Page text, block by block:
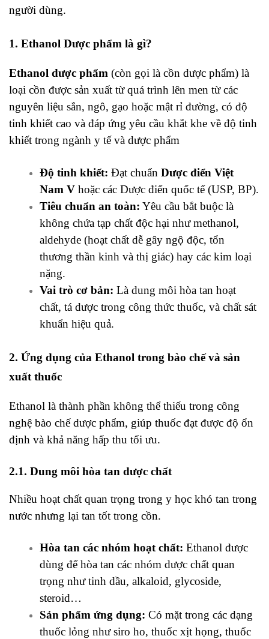
người dùng.
1. Ethanol Dược phẩm là gì?
Ethanol dược phẩm (còn gọi là cồn dược phẩm) là
loại cồn được sản xuất từ quá trình lên men từ các
nguyên liệu sắn, ngô, gạo hoặc mật rỉ đường, có độ
tinh khiết cao và đáp ứng yêu cầu khắt khe về độ tinh
khiết trong ngành y tế và dược phẩm
Độ tinh khiết: Đạt chuẩn Dược điển Việt
Nam V hoặc các Dược điển quốc tế (USP, BP).
Tiêu chuẩn an toàn: Yêu cầu bắt buộc là
không chứa tạp chất độc hại như methanol,
aldehyde (hoạt chất dễ gây ngộ độc, tổn
thương thần kinh và thị giác) hay các kim loại
nặng.
Vai trò cơ bản: Là dung môi hòa tan hoạt
chất, tá dược trong công thức thuốc, và chất sát
khuẩn hiệu quả.
2. Ứng dụng của Ethanol trong bào chế và sản
xuất thuốc
Ethanol là thành phần không thể thiếu trong công
nghệ bào chế dược phẩm, giúp thuốc đạt được độ ổn
định và khả năng hấp thu tối ưu.
2.1. Dung môi hòa tan dược chất
Nhiều hoạt chất quan trọng trong y học khó tan trong
nước nhưng lại tan tốt trong cồn.
Hòa tan các nhóm hoạt chất: Ethanol được
dùng để hòa tan các nhóm dược chất quan
trọng như tinh dầu, alkaloid, glycoside,
steroid…
Sản phẩm ứng dụng: Có mặt trong các dạng
thuốc lỏng như siro ho, thuốc xịt họng, thuốc